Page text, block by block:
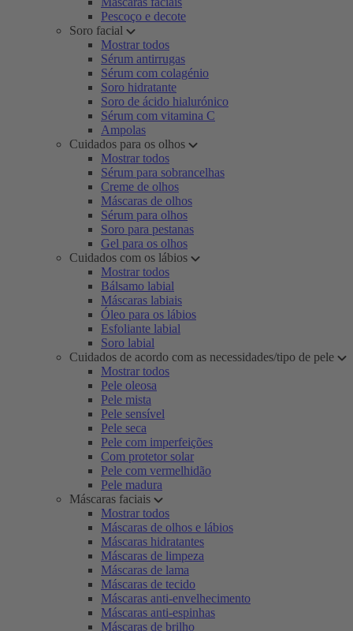
Pescoço e decote
Soro facial
Mostrar todos
Sérum antirrugas
Sérum com colagénio
Soro hidratante
Soro de ácido hialurónico
Sérum com vitamina C
Ampolas
Cuidados para os olhos
Mostrar todos
Sérum para sobrancelhas
Creme de olhos
Máscaras de olhos
Sérum para olhos
Soro para pestanas
Gel para os olhos
Cuidados com os lábios
Mostrar todos
Bálsamo labial
Máscaras labiais
Óleo para os lábios
Esfoliante labial
Soro labial
Cuidados de acordo com as necessidades/tipo de pele
Mostrar todos
Pele oleosa
Pele mista
Pele sensível
Pele seca
Pele com imperfeições
Com protetor solar
Pele com vermelhidão
Pele madura
Máscaras faciais
Mostrar todos
Máscaras de olhos e lábios
Máscaras hidratantes
Máscaras de limpeza
Máscaras de lama
Máscaras de tecido
Máscaras anti-envelhecimento
Máscaras anti-espinhas
Máscaras de brilho